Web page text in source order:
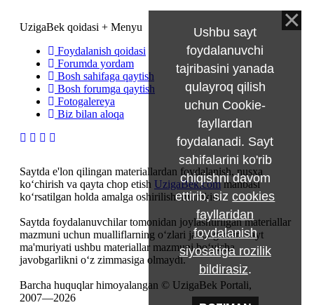
UzigaBek qoidasi + Menyu
Foydalanish qoidasi
Forumda yordam
Bosh sahifaga qaytish
Bosh forumga qaytish
Fotogalereya
Biz bilan aloqa
Saytda e'lon qilingan materiallardan foydalanish, nusxa
ko‘chirish va qayta chop etish UzigaBek.commanbasi
ko‘rsatilgan holda amalga oshirilishi mumkin.
Saytda foydalanuvchilar tomonidan joylashtirilgan materiallar
mazmuni uchun mualliflarning o‘zlari javobgardir. Sayt
ma'muriyati ushbu materiallar mazmuni bo‘yicha
javobgarlikni o‘z zimmasiga olmaydi.
Barcha huquqlar himoyalangan © UzigaBek Portali,
2007—2026
Ushbu sayt
foydalanuvchi
tajribasini yanada
qulayroq qilish
uchun Cookie-
fayllardan
foydalanadi. Sayt
sahifalarini ko'rib
chiqishni davom
ettirib, sizcookies
fayllaridan
foydalanish
siyosatiga rozilik
bildirasiz.